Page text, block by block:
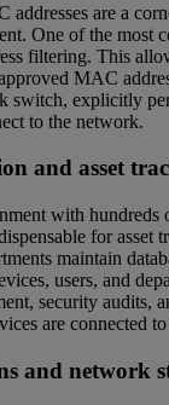
addresses are a
One of the most
filtering. This
MAC
switch, explicitly
to the network.
and asset
with hundreds
for asset
maintain
users, and
security audits,
are connected
and network